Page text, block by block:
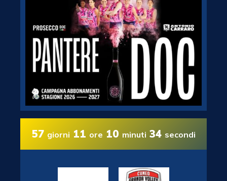
57 giorni 11 ore 10 minuti 33 secondi